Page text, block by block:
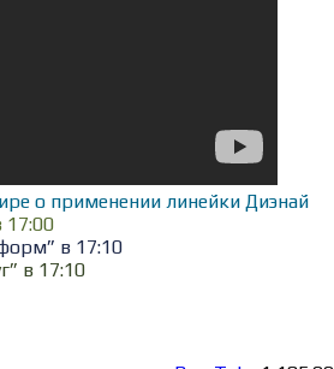
о применении линейки Диэнай
17:00
в 17:10
в 17:10